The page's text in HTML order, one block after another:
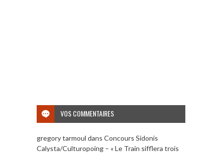
VOS COMMENTAIRES
gregory tarmoul dans Concours Sidonis
Calysta/Culturopoing – « Le Train sifflera trois